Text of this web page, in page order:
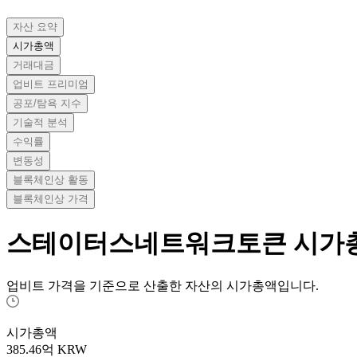
자산 요약
시가총액
거래대금
업비트 프리미엄
공포/탐욕 지수
기술적 분석
수익률
변동성
블록체인상 활동
블록체인상 가격
스테이터스네트워크토큰 시가
업비트 가격을 기준으로 산출한 자산의 시가총액입니다.
시가총액
385.46억 KRW